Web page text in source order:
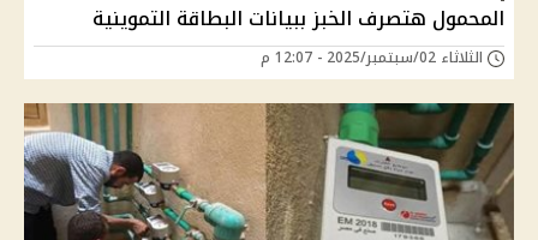
المحمول هتصرف الخبز ببيانات البطاقة التموينية
الثلاثاء 02/سبتمبر/2025 - 12:07 م